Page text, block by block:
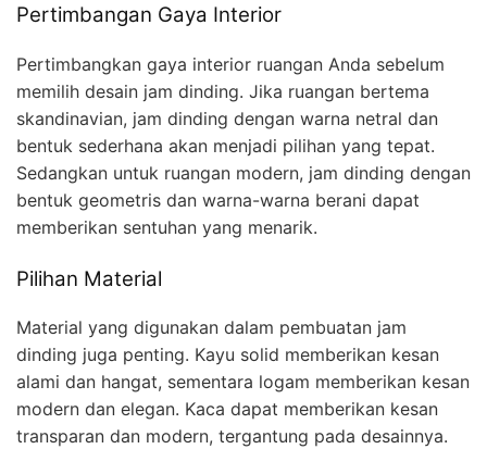
Pertimbangan Gaya Interior
Pertimbangkan gaya interior ruangan Anda sebelum
memilih desain jam dinding. Jika ruangan bertema
skandinavian, jam dinding dengan warna netral dan
bentuk sederhana akan menjadi pilihan yang tepat.
Sedangkan untuk ruangan modern, jam dinding dengan
bentuk geometris dan warna-warna berani dapat
memberikan sentuhan yang menarik.
Pilihan Material
Material yang digunakan dalam pembuatan jam
dinding juga penting. Kayu solid memberikan kesan
alami dan hangat, sementara logam memberikan kesan
modern dan elegan. Kaca dapat memberikan kesan
transparan dan modern, tergantung pada desainnya.